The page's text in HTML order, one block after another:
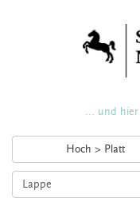
... und
Hoch > Platt